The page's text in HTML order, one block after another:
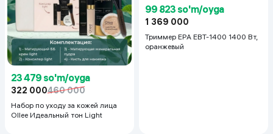
23 479 so'm/oyga
322 000460 000
Набор по уходу за кожей лица
Ollee Идеальный тон Light
99 823 so'm/oyga
1 369 000
Триммер EPA EBT-1400 1400 Вт,
оранжевый